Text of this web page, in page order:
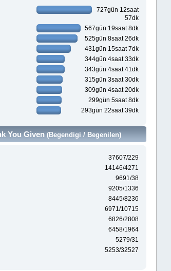
727gün 12saat
57dk
567gün 19saat 8dk
525gün 8saat 26dk
431gün 15saat 7dk
344gün 4saat 33dk
343gün 4saat 41dk
315gün 3saat 30dk
309gün 4saat 20dk
299gün 5saat 8dk
293gün 22saat 39dk
You Given(Begendigi / Begenilen)
37607/229
14146/4271
9691/38
9205/1336
8445/8236
6971/10715
6826/2808
6458/1964
5279/31
5253/32527